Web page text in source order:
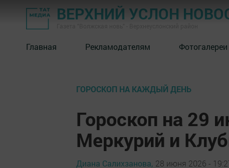
ВЕРХНИЙ УСЛОН
Главная Рекламодателям Фотогалереи
ГОРОСКОП НА КАЖДЫЙ ДЕНЬ
Гороскоп на 29
Меркурий и
Диана Салихзанова, 28 июня 2026 -